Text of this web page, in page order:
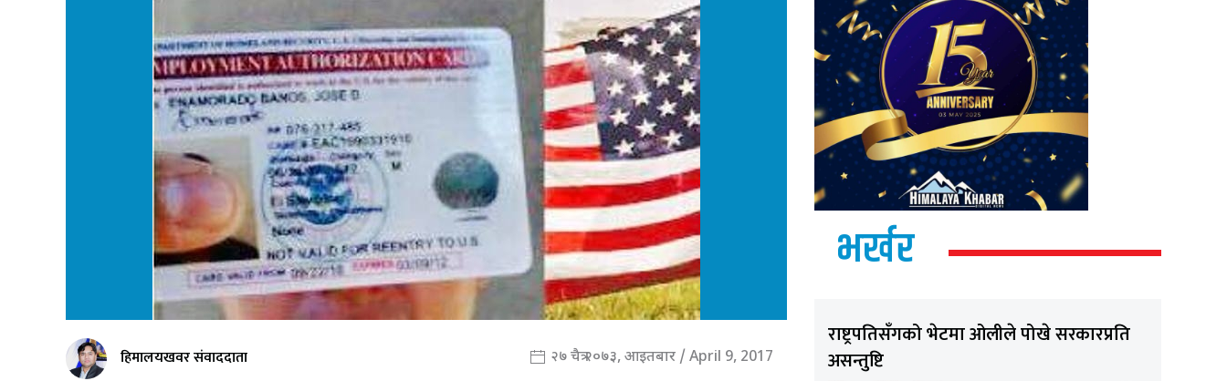
हिमालयखवर संवाददाता २७ चैत्र २०७३, आइतबार / April 9, 2017
भर्खर
राष्ट्रपतिसँगको भेटमा ओलीले पोखे सरकारप्रति
असन्तुष्टि